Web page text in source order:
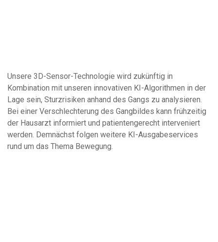
Unsere 3D-Sensor-Technologie wird zukünftig in
Kombination mit unseren innovativen KI-Algorithmen in der
Lage sein, Sturzrisiken anhand des Gangs zu analysieren.
Bei einer Verschlechterung des Gangbildes kann frühzeitig
der Hausarzt informiert und patientengerecht interveniert
werden. Demnächst folgen weitere KI-Ausgabeservices
rund um das Thema Bewegung.